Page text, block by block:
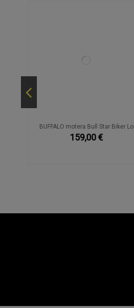
BUFFALO motera Bull Star Biker Lo
159,00 €